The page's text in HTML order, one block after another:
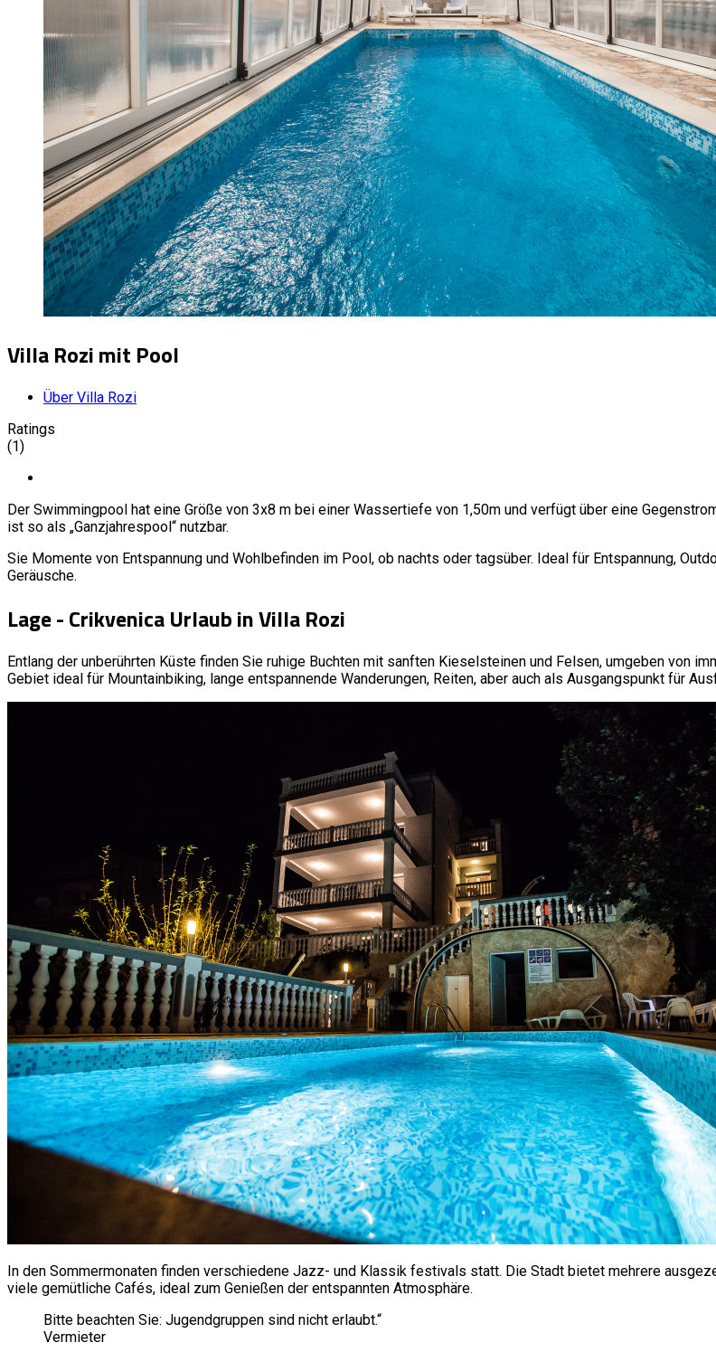
Villa Rozi mit Pool
Über Villa Rozi
Ratings
(1)
Der Swimmingpool hat eine Größe von 3x8 m bei einer Wassertiefe von 1,50m und verfügt über eine
ist so als „Ganzjahrespool“ nutzbar.
Sie Momente von Entspannung und Wohlbefinden im Pool, ob nachts oder tagsüber. Ideal für Entspannung,
Geräusche.
Lage - Crikvenica Urlaub in Villa Rozi
Entlang der unberührten Küste finden Sie ruhige Buchten mit sanften Kieselsteinen und Felsen, umgeben von
Gebiet ideal für Mountainbiking, lange entspannende Wanderungen, Reiten, aber auch als Ausgangspunkt für
In den Sommermonaten finden verschiedene Jazz- und Klassik festivals statt. Die Stadt bietet mehrere
viele gemütliche Cafés, ideal zum Genießen der entspannten Atmosphäre.
Bitte beachten Sie: Jugendgruppen sind nicht erlaubt.“
Vermieter